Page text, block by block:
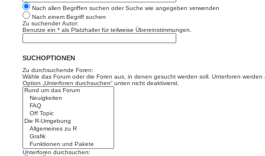
Nach allen Begriffen suchen oder Suche wie angegeben verwenden
Nach einem Begriff suchen
Zu suchender Autor:
Benutze ein * als Platzhalter für teilweise Übereinstimmungen.
SUCHOPTIONEN
Zu durchsuchende Foren:
Wähle das Forum oder die Foren aus, in denen gesucht werden soll. Unterforen
Option „Unterforen durchsuchen“ unten nicht deaktivierst.
Unterforen durchsuchen: